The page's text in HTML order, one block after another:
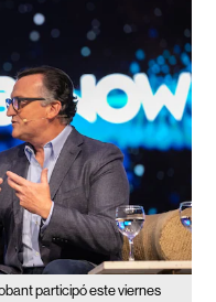
participó este viernes